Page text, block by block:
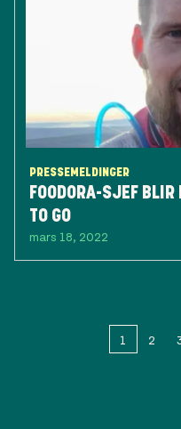
PRESSEMELDINGER
FOODORA-SJEF BLIR
TO GO
mars 18, 2022
1 2